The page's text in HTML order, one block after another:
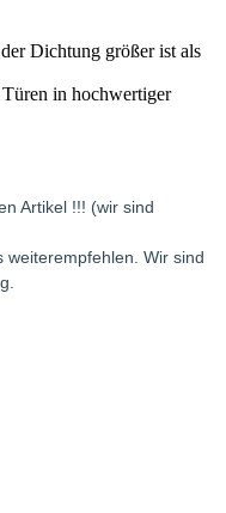
Dichtung größer ist als
in hochwertiger
Artikel !!! (wir sind
Wir sind